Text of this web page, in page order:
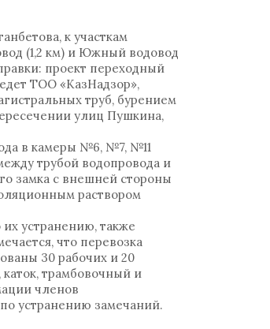
к участкам
(1,2 км) и Южный водовод
проект переходный
ТОО «КазНадзор»,
труб, бурением
улиц Пушкина,
в камеры №6, №7, №11
трубой водопровода и
замка с внешней стороны
раствором
устранению, также
что перевозка
30 рабочих и 20
трамбовочный и
членов
устранению замечаний.